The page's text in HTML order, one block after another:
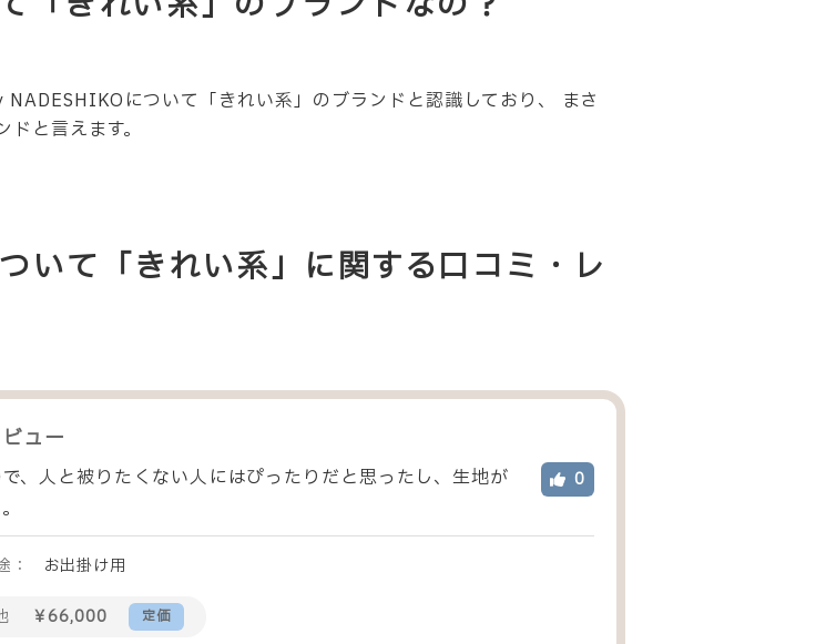
について「きれい系」のブランドと認識しており、 まさ
と言えます。
て「きれい系」に関する口コミ・レ
ュー
0
、人と被りたくない人にはぴったりだと思ったし、生地が
： お出掛け用
￥66,000 定価